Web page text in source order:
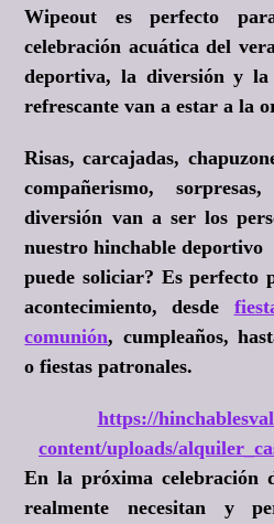
Wipeout es perfecto
celebración acuática del
deportiva, la diversión y la
refrescante van a estar a la
Risas, carcajadas,
compañerismo,
diversión van a ser los
nuestro hinchable deportivo
puede soliciar? Es perfecto
acontecimiento, desde
comunión, cumpleaños,
o fiestas patronales.
https://
content/uploads/
En la próxima celebración
realmente necesitan y